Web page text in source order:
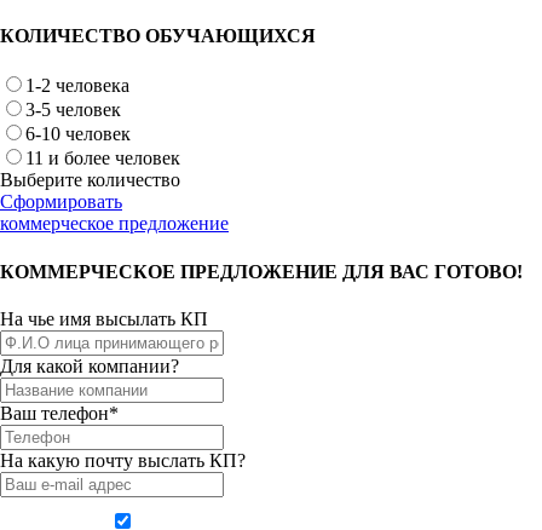
КОЛИЧЕСТВО ОБУЧАЮЩИХСЯ
1-2 человека
3-5 человек
6-10 человек
11 и более человек
Выберите количество
Сформировать
коммерческое предложение
КОММЕРЧЕСКОЕ ПРЕДЛОЖЕНИЕ ДЛЯ ВАС ГОТОВО!
На чье имя высылать КП
Для какой компании?
Ваш телефон*
На какую почту выслать КП?